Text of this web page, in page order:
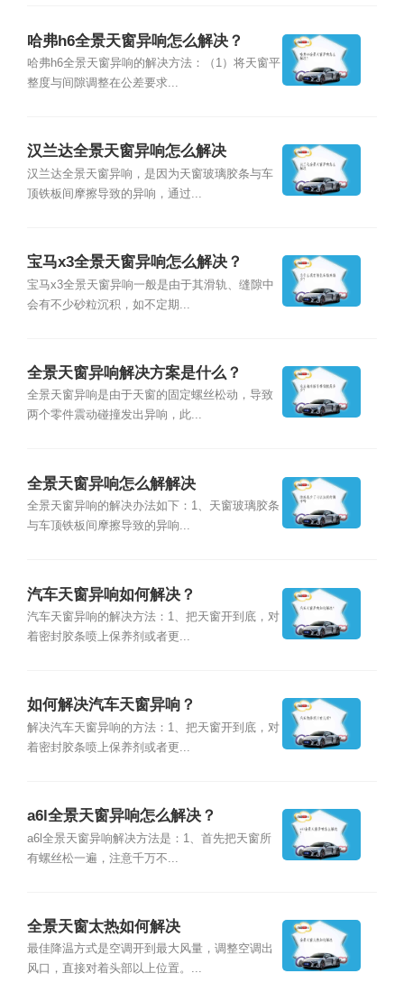
哈弗h6全景天窗异响怎么解决？
哈弗h6全景天窗异响的解决方法：（1）将天窗平
整度与间隙调整在公差要求...
汉兰达全景天窗异响怎么解决
汉兰达全景天窗异响，是因为天窗玻璃胶条与车
顶铁板间摩擦导致的异响，通过...
宝马x3全景天窗异响怎么解决？
宝马x3全景天窗异响一般是由于其滑轨、缝隙中
会有不少砂粒沉积，如不定期...
全景天窗异响解决方案是什么？
全景天窗异响是由于天窗的固定螺丝松动，导致
两个零件震动碰撞发出异响，此...
全景天窗异响怎么解解决
全景天窗异响的解决办法如下：1、天窗玻璃胶条
与车顶铁板间摩擦导致的异响...
汽车天窗异响如何解决？
汽车天窗异响的解决方法：1、把天窗开到底，对
着密封胶条喷上保养剂或者更...
如何解决汽车天窗异响？
解决汽车天窗异响的方法：1、把天窗开到底，对
着密封胶条喷上保养剂或者更...
a6l全景天窗异响怎么解决？
a6l全景天窗异响解决方法是：1、首先把天窗所
有螺丝松一遍，注意千万不...
全景天窗太热如何解决
最佳降温方式是空调开到最大风量，调整空调出
风口，直接对着头部以上位置。...